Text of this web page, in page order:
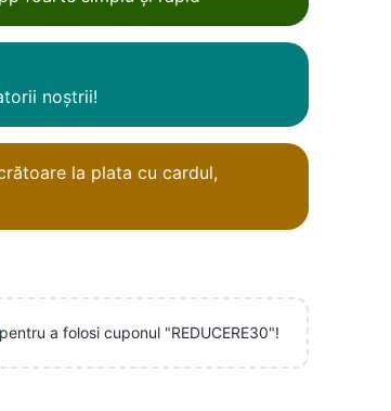
noștrii!
la plata cu cardul,
pentru a folosi cuponul "REDUCERE30"!